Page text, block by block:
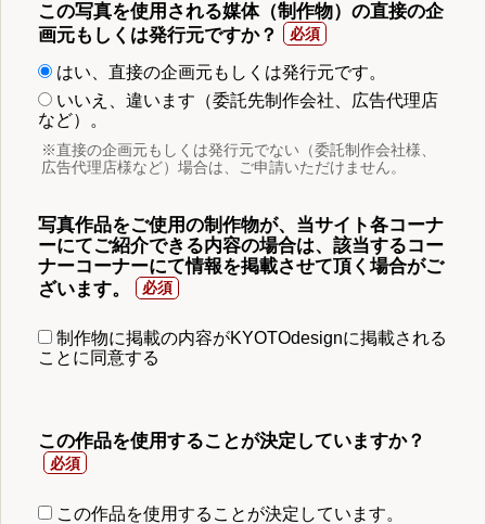
この写真を使用される媒体（制作物）の直接の企
画元もしくは発行元ですか？
はい、直接の企画元もしくは発行元です。
いいえ、違います（委託先制作会社、広告代理店
など）。
※直接の企画元もしくは発行元でない（委託制作会社様、
広告代理店様など）場合は、ご申請いただけません。
写真作品をご使用の制作物が、当サイト各コーナ
ーにてご紹介できる内容の場合は、該当するコー
ナーコーナーにて情報を掲載させて頂く場合がご
ざいます。
制作物に掲載の内容がKYOTOdesignに掲載される
ことに同意する
この作品を使用することが決定していますか？
この作品を使用することが決定しています。